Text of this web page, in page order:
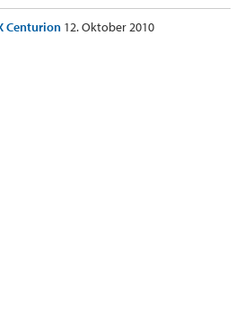
Centurion 12. Oktober 2010